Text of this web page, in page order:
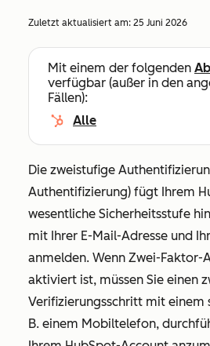
Zuletzt aktualisiert am: 25 Juni 2026
Mit einem der folgenden
verfügbar (außer in den
Fällen):
Alle
Die zweistufige
Authentifizierung) fügt Ihrem
wesentliche Sicherheitsstufe
mit Ihrer E-Mail-Adresse und
anmelden. Wenn Zwei-Faktor-
aktiviert ist, müssen Sie einen
Verifizierungsschritt mit einem
B. einem Mobiltelefon,